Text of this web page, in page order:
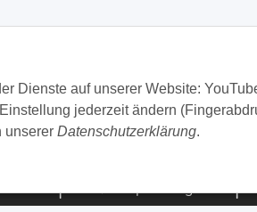
Dienste auf unserer Website:
jederzeit ändern
unserer Datenschutzerklärung.
GUT | 100% Empfehlungsrate |